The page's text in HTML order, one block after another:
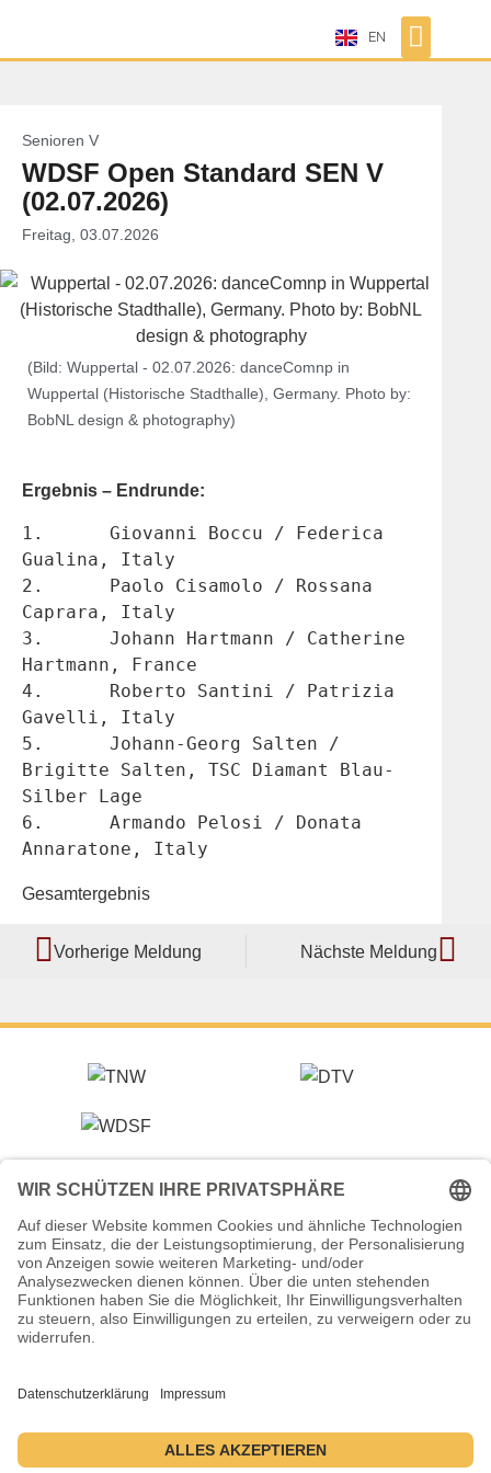
EN
Senioren V
WDSF Open Standard SEN V
(02.07.2026)
Freitag, 03.07.2026
(Bild: Wuppertal - 02.07.2026: danceComnp in
Wuppertal (Historische Stadthalle), Germany. Photo by:
BobNL design & photography)
Ergebnis – Endrunde:
1.	Giovanni Boccu / Federica
Gualina, Italy
2.	Paolo Cisamolo / Rossana
Caprara, Italy
3.	Johann Hartmann / Catherine
Hartmann, France
4.	Roberto Santini / Patrizia
Gavelli, Italy
5.	Johann-Georg Salten /
Brigitte Salten, TSC Diamant Blau-
Silber Lage
6.	Armando Pelosi / Donata
Annaratone, Italy
Gesamtergebnis
Vorherige Meldung Nächste Meldung
Veranstalter (Ausrichter):
Tanzsportverband Nordrhein-Westfalen e.V.
Veranstaltungsort:
Historische Stadthalle Wuppertal
Johannisberg 40
42103 Wuppertal
2.–5. Juli 2026 ・ 1.–4. Juli 2027 ・ 6.–9. Juli 2028